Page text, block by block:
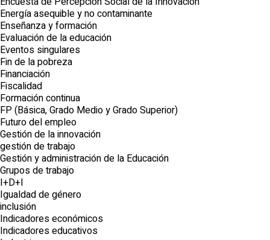
Energía asequible y no contaminante
Enseñanza y formación
Evaluación de la educación
Eventos singulares
Fin de la pobreza
Financiación
Fiscalidad
Formación continua
FP (Básica, Grado Medio y Grado Superior)
Futuro del empleo
Gestión de la innovación
gestión de trabajo
Gestión y administración de la Educación
Grupos de trabajo
I+D+I
Igualdad de género
inclusión
Indicadores económicos
Indicadores educativos